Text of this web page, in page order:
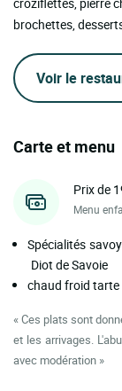
brochettes,
Voir le
Carte et menu
Prix de
Menu
Spécialités
Diot de Savoie
chaud froid
« Ces plats sont
et les arrivages.
avec modération »